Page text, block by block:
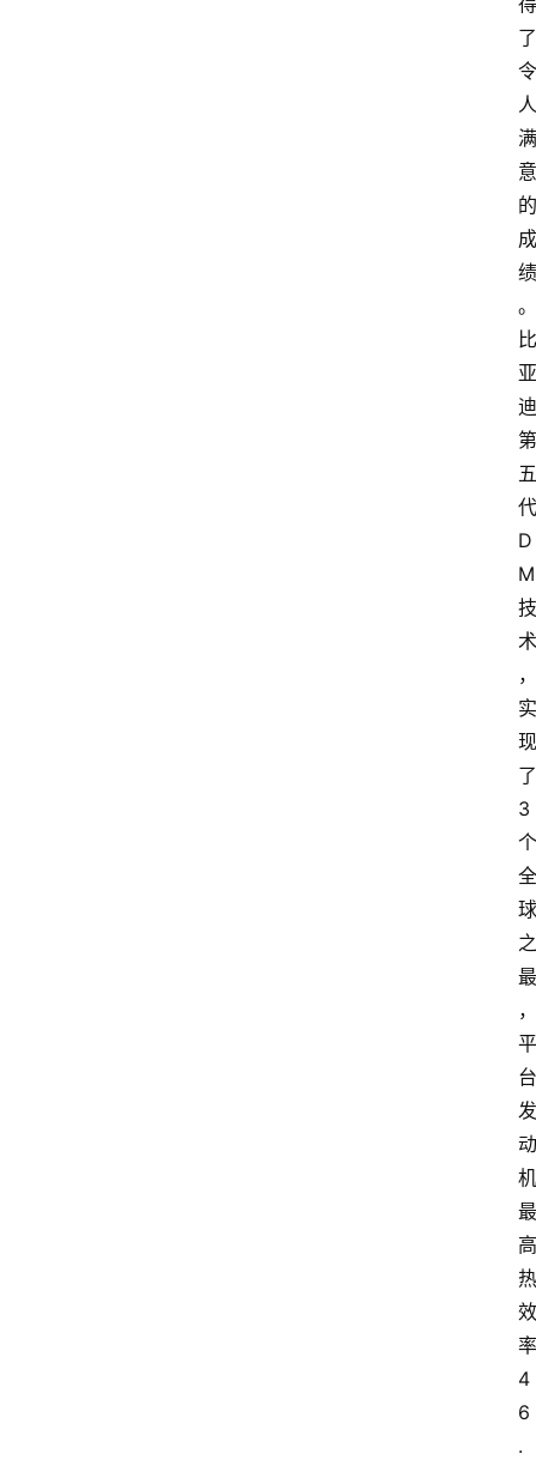
了
令
人
满
意
的
成
绩
。
比
亚
迪
第
五
代
D
M
技
术
，
实
现
了
3
个
全
球
之
最
，
平
台
发
动
机
最
高
热
效
率
4
6
.